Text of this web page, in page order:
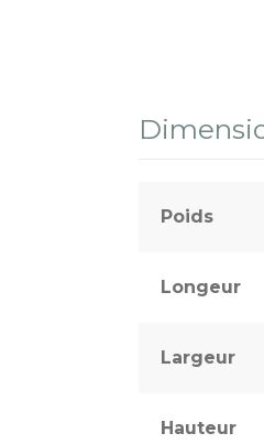
Poids
Longeur
Largeur
Hauteur